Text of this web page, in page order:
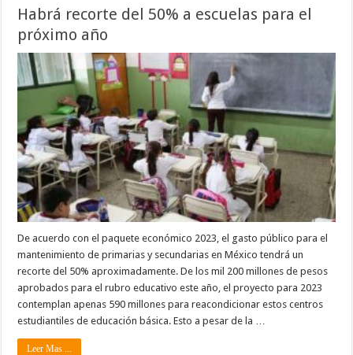
Habrá recorte del 50% a escuelas para el
próximo año
De acuerdo con el paquete económico 2023, el gasto público para el
mantenimiento de primarias y secundarias en México tendrá un
recorte del 50% aproximadamente. De los mil 200 millones de pesos
aprobados para el rubro educativo este año, el proyecto para 2023
contemplan apenas 590 millones para reacondicionar estos centros
estudiantiles de educación básica. Esto a pesar de la …
Leer Mas ...